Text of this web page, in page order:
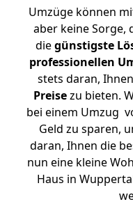
Umzüge können
aber keine Sorge,
diegünstigste
professionellen
stets daran, Ihnen
Preisezu bieten.
bei einem Umzug
Geld zu sparen,
daran, Ihnen die
nun eine kleine
Haus in